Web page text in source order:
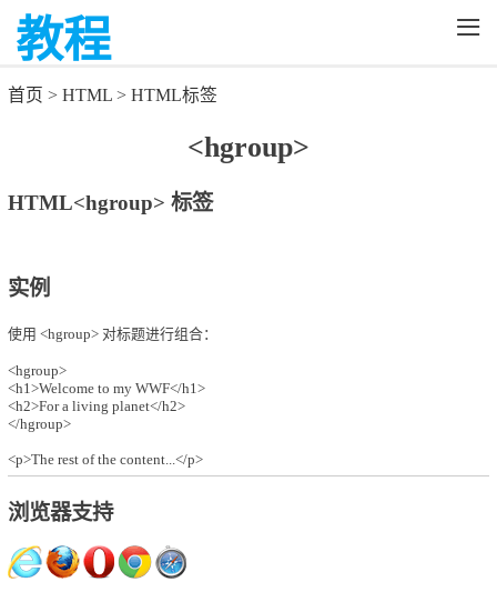
教程 ≡
首页 >HTML >HTML标签
<hgroup>
HTML<hgroup> 标签
实例
使用 <hgroup> 对标题进行组合：
<hgroup>
<h1>Welcome to my WWF</h1>
<h2>For a living planet</h2>
</hgroup>
<p>The rest of the content...</p>
浏览器支持